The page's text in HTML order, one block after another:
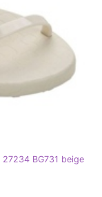
27234 BG731 beige